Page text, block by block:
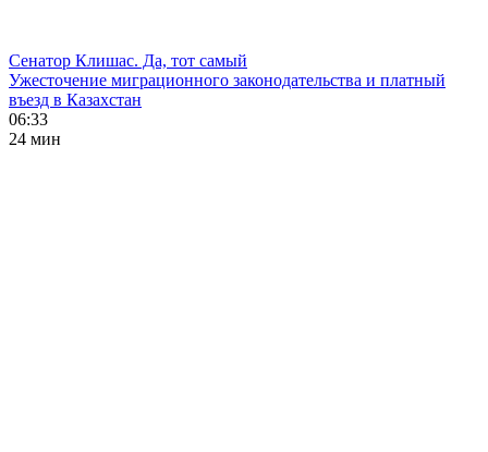
Сенатор Клишас. Да, тот самый
Ужесточение миграционного законодательства и платный
въезд в Казахстан
06:33
24 мин